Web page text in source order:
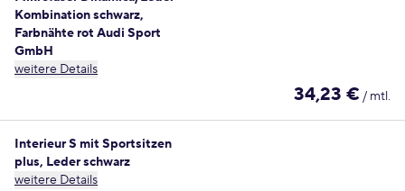
Kombination schwarz,
Farbnähte rot Audi Sport
GmbH
weitere Details
34,23 € / mtl.
Interieur S mit Sportsitzen
plus, Leder schwarz
weitere Details